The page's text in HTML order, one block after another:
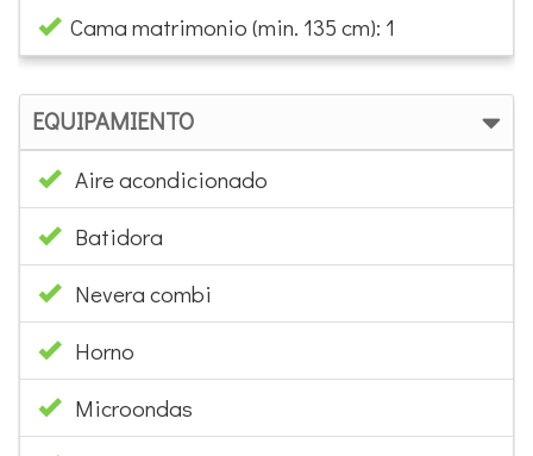
Batidora
Nevera combi
Horno
Microondas
Vitrocerámica
Extractor
Cafetera
Tostadora